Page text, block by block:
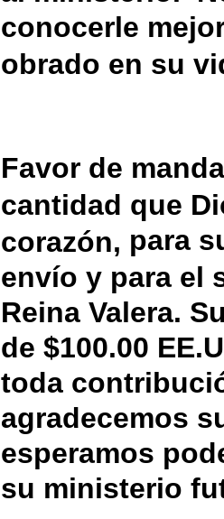
conocerle
obrado en su
Favor de
cantidad que
corazón, para
envío y para el
Reina Valera.
de $100.00
toda
agradecemos
esperamos
su ministerio